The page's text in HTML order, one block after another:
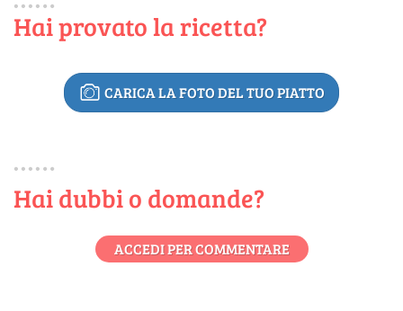
Hai provato la ricetta?
CARICA LA FOTO DEL TUO PIATTO
Hai dubbi o domande?
ACCEDI PER COMMENTARE